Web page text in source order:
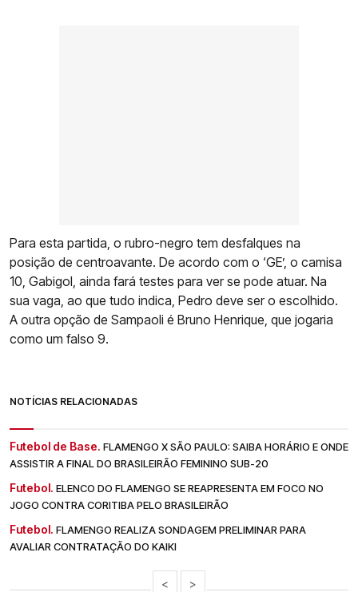
Para esta partida, o rubro-negro tem desfalques na
posição de centroavante. De acordo com o ‘GE’, o camisa
10, Gabigol, ainda fará testes para ver se pode atuar. Na
sua vaga, ao que tudo indica, Pedro deve ser o escolhido.
A outra opção de Sampaoli é Bruno Henrique, que jogaria
como um falso 9.
NOTÍCIAS RELACIONADAS
Futebol de Base. FLAMENGO X SÃO PAULO: SAIBA HORÁRIO E ONDE
ASSISTIR A FINAL DO BRASILEIRÃO FEMININO SUB-20
Futebol. ELENCO DO FLAMENGO SE REAPRESENTA EM FOCO NO
JOGO CONTRA CORITIBA PELO BRASILEIRÃO
Futebol. FLAMENGO REALIZA SONDAGEM PRELIMINAR PARA
AVALIAR CONTRATAÇÃO DO KAIKI
< >